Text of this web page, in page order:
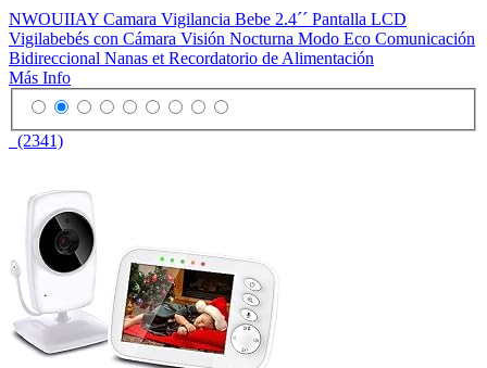
NWOUIIAY Camara Vigilancia Bebe 2.4´´ Pantalla LCD
Vigilabebés con Cámara Visión Nocturna Modo Eco Comunicación
Bidireccional Nanas et Recordatorio de Alimentación
Más Info
(2341)